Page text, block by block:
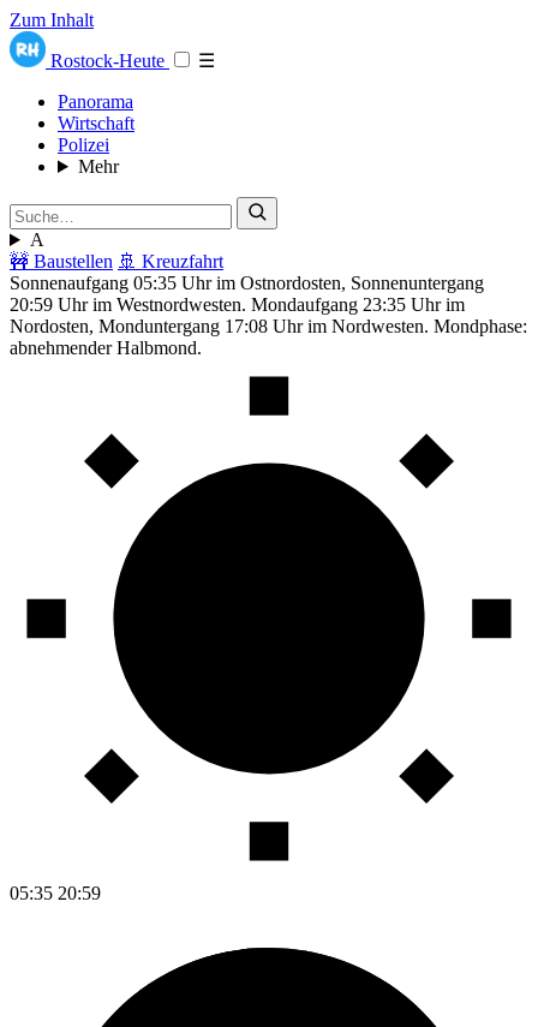
Zum Inhalt
Rostock-Heute
☰
Panorama
Wirtschaft
Polizei
Mehr
A
🚧 Baustellen 🚢 Kreuzfahrt
Sonnenaufgang 05:35 Uhr im Ostnordosten, Sonnenuntergang
20:59 Uhr im Westnordwesten. Mondaufgang 23:35 Uhr im
Nordosten, Monduntergang 17:08 Uhr im Nordwesten. Mondphase:
abnehmender Halbmond.
05:35 20:59